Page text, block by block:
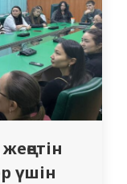
үшін